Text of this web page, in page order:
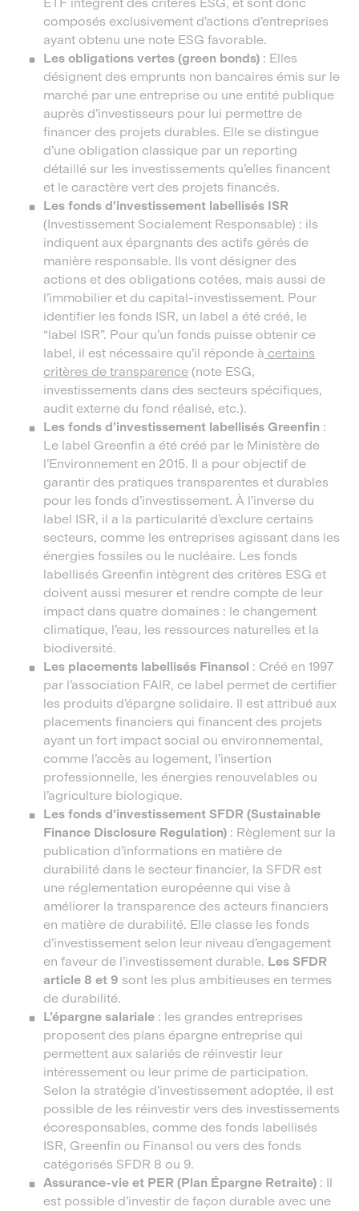
composés exclusivement d’actions d’entreprises
ayant obtenu une note ESG favorable.
Les obligations vertes (green bonds) : Elles
désignent des emprunts non bancaires émis sur le
marché par une entreprise ou une entité publique
auprès d’investisseurs pour lui permettre de
financer des projets durables. Elle se distingue
d’une obligation classique par un reporting
détaillé sur les investissements qu’elles financent
et le caractère vert des projets financés.
Les fonds d'investissement labellisés ISR
(Investissement Socialement Responsable) : ils
indiquent aux épargnants des actifs gérés de
manière responsable. Ils vont désigner des
actions et des obligations cotées, mais aussi de
l’immobilier et du capital-investissement. Pour
identifier les fonds ISR, un label a été créé, le
“label ISR”. Pour qu’un fonds puisse obtenir ce
label, il est nécessaire qu’il réponde à certains
critères de transparence (note ESG,
investissements dans des secteurs spécifiques,
audit externe du fond réalisé, etc.).
Les fonds d’investissement labellisés Greenfin :
Le label Greenfin a été créé par le Ministère de
l’Environnement en 2015. Il a pour objectif de
garantir des pratiques transparentes et durables
pour les fonds d’investissement. À l’inverse du
label ISR, il a la particularité d’exclure certains
secteurs, comme les entreprises agissant dans les
énergies fossiles ou le nucléaire. Les fonds
labellisés Greenfin intègrent des critères ESG et
doivent aussi mesurer et rendre compte de leur
impact dans quatre domaines : le changement
climatique, l’eau, les ressources naturelles et la
biodiversité.
Les placements labellisés Finansol : Créé en 1997
par l’association FAIR, ce label permet de certifier
les produits d’épargne solidaire. Il est attribué aux
placements financiers qui financent des projets
ayant un fort impact social ou environnemental,
comme l’accès au logement, l’insertion
professionnelle, les énergies renouvelables ou
l’agriculture biologique.
Les fonds d'investissement SFDR (Sustainable
Finance Disclosure Regulation) : Règlement sur la
publication d’informations en matière de
durabilité dans le secteur financier, la SFDR est
une réglementation européenne qui vise à
améliorer la transparence des acteurs financiers
en matière de durabilité. Elle classe les fonds
d’investissement selon leur niveau d’engagement
en faveur de l’investissement durable. Les SFDR
article 8 et 9 sont les plus ambitieuses en termes
de durabilité.
L’épargne salariale : les grandes entreprises
proposent des plans épargne entreprise qui
permettent aux salariés de réinvestir leur
intéressement ou leur prime de participation.
Selon la stratégie d’investissement adoptée, il est
possible de les réinvestir vers des investissements
écoresponsables, comme des fonds labellisés
ISR, Greenfin ou Finansol ou vers des fonds
catégorisés SFDR 8 ou 9.
Assurance-vie et PER (Plan Épargne Retraite) : Il
est possible d’investir de façon durable avec une